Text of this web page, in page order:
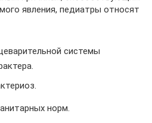
явления, педиатры относят
системы
норм.